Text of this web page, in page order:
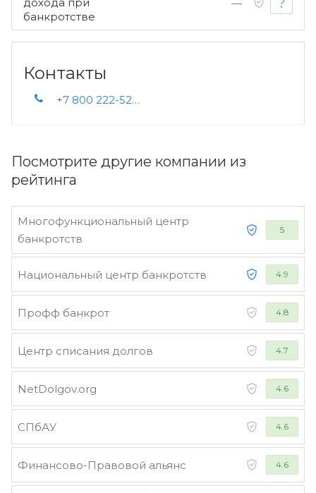
Посмотрите другие компании из
рейтинга
Многофункциональный центр
банкротств
5
Национальный центр банкротств 4.9
Профф банкрот 4.8
Центр списания долгов 4.7
NetDolgov.org 4.6
СПбАУ 4.6
Финансово-Правовой альянс 4.6
банкротстве
—
Контакты
+7 800 222-52-82